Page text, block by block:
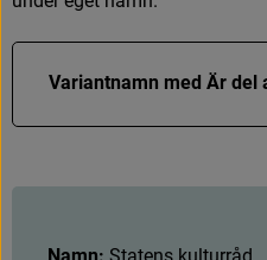
Variantnamn med Är del